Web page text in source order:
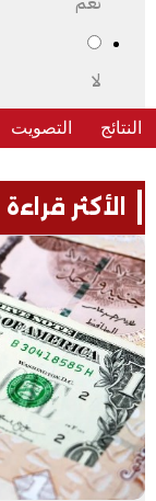
لا
الأكثر قراءة